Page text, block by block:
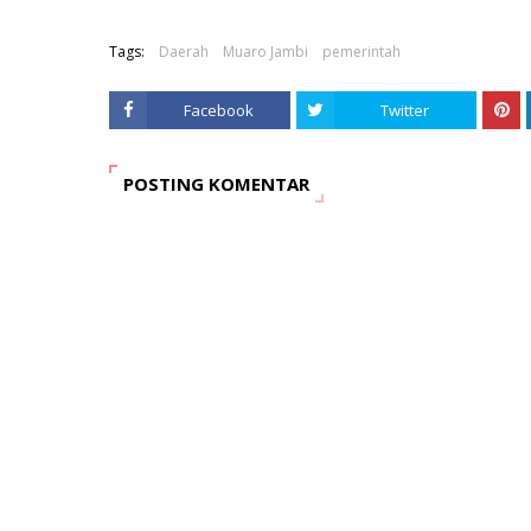
Tags: Daerah Muaro Jambi pemerintah
Facebook Twitter
POSTING KOMENTAR